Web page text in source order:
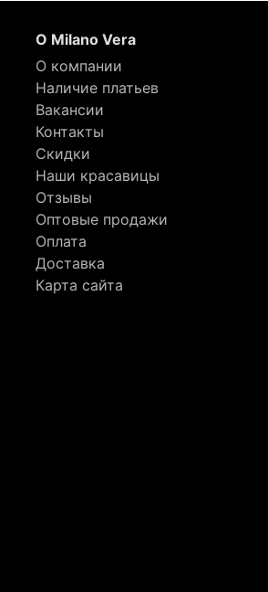
О Milano Vera
О компании
Наличие платьев
Вакансии
Контакты
Скидки
Наши красавицы
Отзывы
Оптовые продажи
Оплата
Доставка
Карта сайта